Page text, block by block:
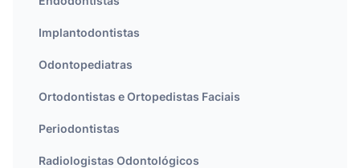
Implantodontistas
Odontopediatras
Ortodontistas e Ortopedistas Faciais
Periodontistas
Radiologistas Odontológicos